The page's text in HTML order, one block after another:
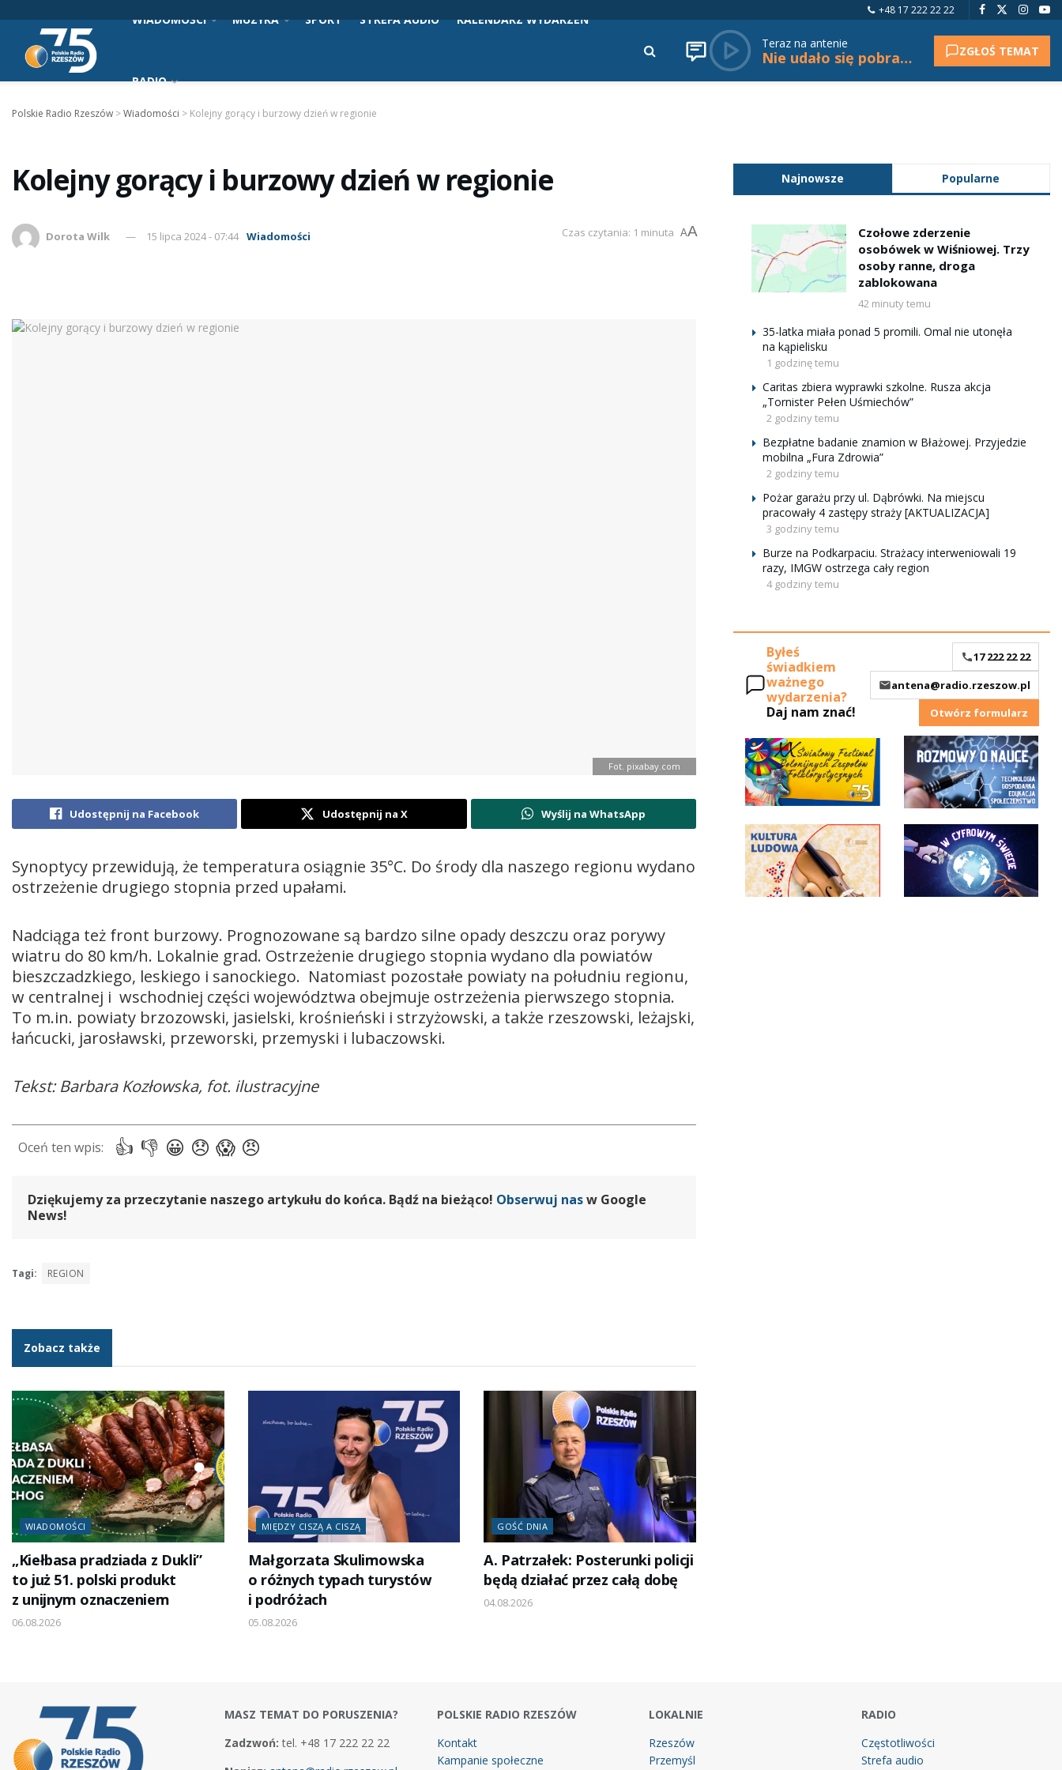
+48 17 222 22 22
WIADOMOŚCI MUZYKA SPORT STREFA AUDIO KALENDARZ WYDARZEŃ
RADIO
Teraz na antenie
Nie udało się pobrać tytułu. ZGŁOŚ TEMAT
Polskie Radio Rzeszów >Wiadomości > Kolejny gorący i burzowy dzień w regionie
Kolejny gorący i burzowy dzień w regionie
Dorota Wilk 15 lipca 2024 - 07:44 Wiadomości Czas czytania: 1 minuta AA
Fot. pixabay.com
Udostępnij na Facebook Udostępnij na X Wyślij na WhatsApp
Synoptycy przewidują, że temperatura osiągnie 35°C. Do środy dla naszego regionu wydano
ostrzeżenie drugiego stopnia przed upałami.
Nadciąga też front burzowy. Prognozowane są bardzo silne opady deszczu oraz porywy
wiatru do 80 km/h. Lokalnie grad. Ostrzeżenie drugiego stopnia wydano dla powiatów
bieszczadzkiego, leskiego i sanockiego. Natomiast pozostałe powiaty na południu regionu,
w centralnej i wschodniej części województwa obejmuje ostrzeżenia pierwszego stopnia.
To m.in. powiaty brzozowski, jasielski, krośnieński i strzyżowski, a także rzeszowski, leżajski,
łańcucki, jarosławski, przeworski, przemyski i lubaczowski.
Tekst: Barbara Kozłowska, fot. ilustracyjne
Dziękujemy za przeczytanie naszego artykułu do końca. Bądź na bieżąco! Obserwuj nasw Google
News!
Tagi: REGION
Zobacz także
WIADOMOŚCI
„Kiełbasa pradziada z Dukli”
to już 51. polski produkt
z unijnym oznaczeniem
06.08.2026
MIĘDZY CISZĄ A CISZĄ
Małgorzata Skulimowska
o różnych typach turystów
i podróżach
05.08.2026
GOŚĆ DNIA
A. Patrzałek: Posterunki policji
będą działać przez całą dobę
04.08.2026
Najnowsze Popularne
Czołowe zderzenie
osobówek w Wiśniowej. Trzy
osoby ranne, droga
zablokowana
42 minuty temu
35-latka miała ponad 5 promili. Omal nie utonęła
na kąpielisku
1 godzinę temu
Caritas zbiera wyprawki szkolne. Rusza akcja
„Tornister Pełen Uśmiechów”
2 godziny temu
Bezpłatne badanie znamion w Błażowej. Przyjedzie
mobilna „Fura Zdrowia”
2 godziny temu
Pożar garażu przy ul. Dąbrówki. Na miejscu
pracowały 4 zastępy straży [AKTUALIZACJA]
3 godziny temu
Burze na Podkarpaciu. Strażacy interweniowali 19
razy, IMGW ostrzega cały region
4 godziny temu
Byłeś
świadkiem
ważnego
wydarzenia?
Daj nam znać!
17 222 22 22
antena@radio.rzeszow.pl
Otwórz formularz
MASZ TEMAT DO PORUSZENIA?
Zadzwoń: tel. +48 17 222 22 22
POLSKIE RADIO RZESZÓW
Kontakt
Kampanie społeczne
LOKALNIE
Rzeszów
Przemyśl
RADIO
Częstotliwości
Strefa audio